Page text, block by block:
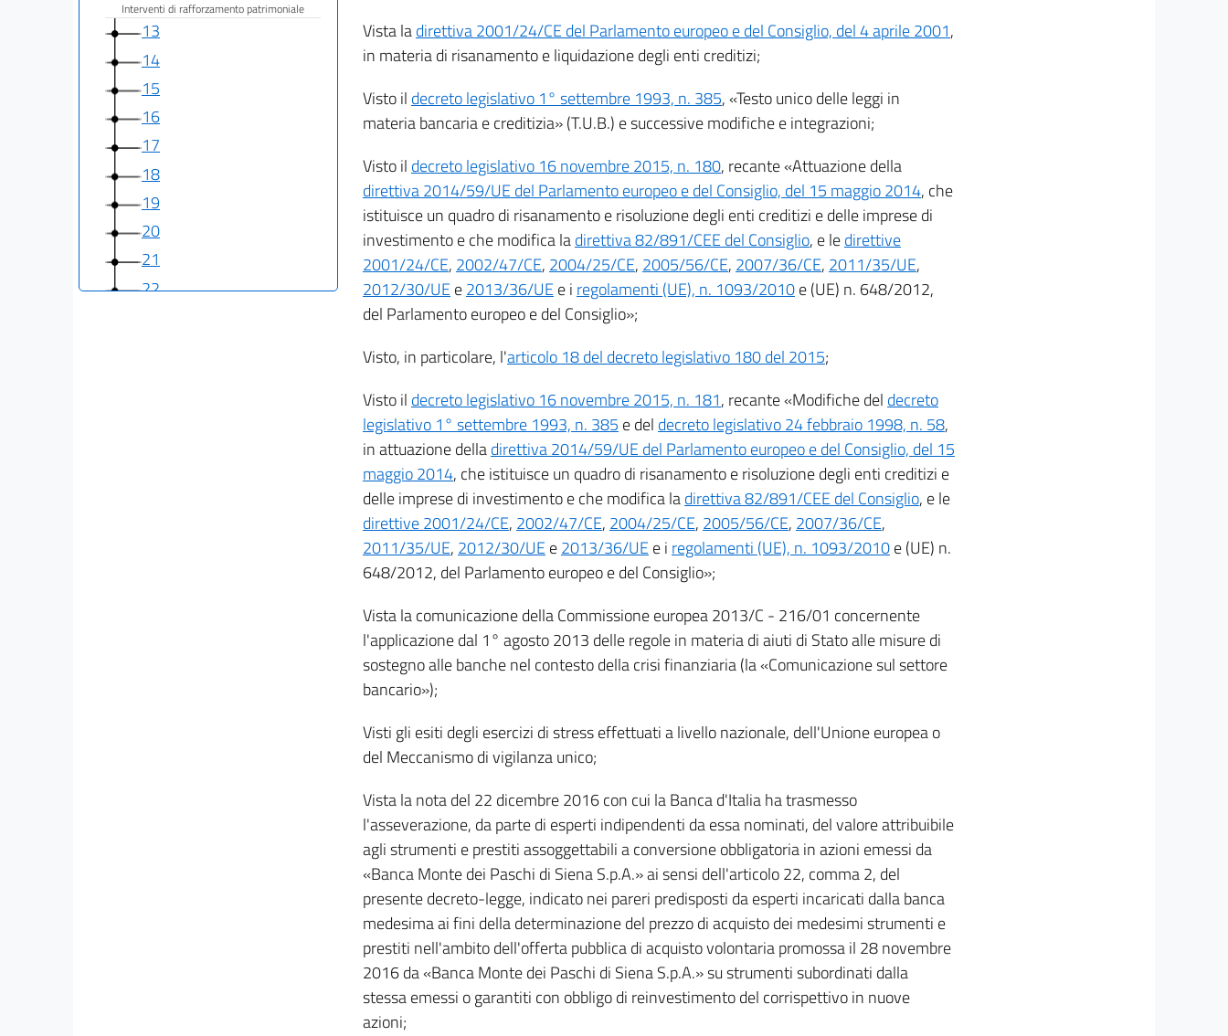
Interventi di rafforzamento patrimoniale
13
14
15
16
17
18
19
20
21
22
Vista ladirettiva 2001/24/CE del Parlamento europeo e del Consiglio, del 4 aprile 2001,
in materia di risanamento e liquidazione degli enti creditizi;
Visto il decreto legislativo 1° settembre 1993, n. 385, «Testo unico delle leggi in
materia bancaria e creditizia» (T.U.B.) e successive modifiche e integrazioni;
Visto il decreto legislativo 16 novembre 2015, n. 180, recante «Attuazione della
direttiva 2014/59/UE del Parlamento europeo e del Consiglio, del 15 maggio 2014, che
istituisce un quadro di risanamento e risoluzione degli enti creditizi e delle imprese di
investimento e che modifica ladirettiva 82/891/CEE del Consiglio, e ledirettive
2001/24/CE, 2002/47/CE, 2004/25/CE, 2005/56/CE, 2007/36/CE, 2011/35/UE,
2012/30/UE e2013/36/UE e i regolamenti (UE), n. 1093/2010e (UE) n. 648/2012,
del Parlamento europeo e del Consiglio»;
Visto, in particolare, l'articolo 18 del decreto legislativo 180 del 2015;
Visto il decreto legislativo 16 novembre 2015, n. 181, recante «Modifiche del decreto
legislativo 1° settembre 1993, n. 385 e del decreto legislativo 24 febbraio 1998, n. 58,
in attuazione delladirettiva 2014/59/UE del Parlamento europeo e del Consiglio, del 15
maggio 2014, che istituisce un quadro di risanamento e risoluzione degli enti creditizi e
delle imprese di investimento e che modifica ladirettiva 82/891/CEE del Consiglio, e le
direttive 2001/24/CE, 2002/47/CE, 2004/25/CE, 2005/56/CE, 2007/36/CE,
2011/35/UE, 2012/30/UE e2013/36/UE e i regolamenti (UE), n. 1093/2010e (UE) n.
648/2012, del Parlamento europeo e del Consiglio»;
Vista la comunicazione della Commissione europea 2013/C - 216/01 concernente
l'applicazione dal 1° agosto 2013 delle regole in materia di aiuti di Stato alle misure di
sostegno alle banche nel contesto della crisi finanziaria (la «Comunicazione sul settore
bancario»);
Visti gli esiti degli esercizi di stress effettuati a livello nazionale, dell'Unione europea o
del Meccanismo di vigilanza unico;
Vista la nota del 22 dicembre 2016 con cui la Banca d'Italia ha trasmesso
l'asseverazione, da parte di esperti indipendenti da essa nominati, del valore attribuibile
agli strumenti e prestiti assoggettabili a conversione obbligatoria in azioni emessi da
«Banca Monte dei Paschi di Siena S.p.A.» ai sensi dell'articolo 22, comma 2, del
presente decreto-legge, indicato nei pareri predisposti da esperti incaricati dalla banca
medesima ai fini della determinazione del prezzo di acquisto dei medesimi strumenti e
prestiti nell'ambito dell'offerta pubblica di acquisto volontaria promossa il 28 novembre
2016 da «Banca Monte dei Paschi di Siena S.p.A.» su strumenti subordinati dalla
stessa emessi o garantiti con obbligo di reinvestimento del corrispettivo in nuove
azioni;